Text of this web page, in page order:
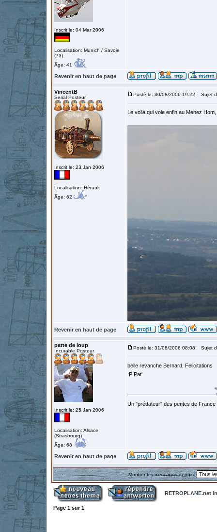
Inscrit le: 04 Mar 2006
Localisation: Munich / Savoie
(73)
Âge: 41
Revenir en haut de page
VincentB
Serial Posteur
Inscrit le: 23 Jan 2006
Localisation: Hérault
Âge: 62
Posté le: 30/08/2006 19:22 Sujet
Le voilà qui vole enfin au Menez
Revenir en haut de page
patte de loup
Incurable Posteur
Inscrit le: 25 Jan 2006
Localisation: Alsace
(Strasbourg)
Âge: 68
Posté le: 31/08/2006 08:08 Sujet
belle revanche Bernard, Felicitations
:P Pat'
Un "prédateur" des pentes de
Revenir en haut de page
Montrer les messages depuis:
RETROPLANE.net
Page 1 sur1